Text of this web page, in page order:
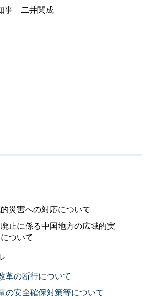
事 二井関成
災害への対応について
止に係る中国地方の広域的実
ついて
革の断行について
の安全確保対策等について